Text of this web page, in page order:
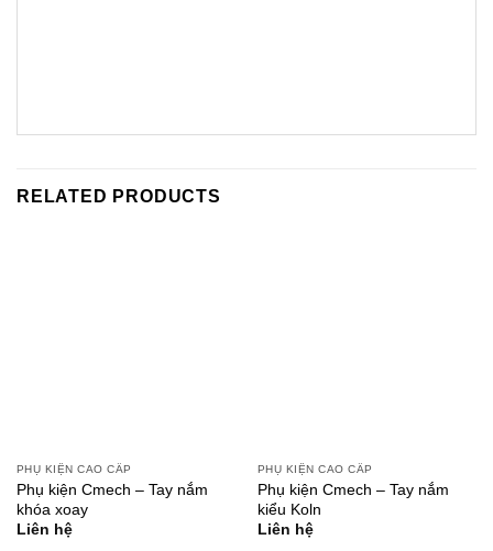
RELATED PRODUCTS
PHỤ KIỆN CAO CẤP
Phụ kiện Cmech – Tay nắm
khóa xoay
Liên hệ
PHỤ KIỆN CAO CẤP
Phụ kiện Cmech – Tay nắm
kiểu Koln
Liên hệ